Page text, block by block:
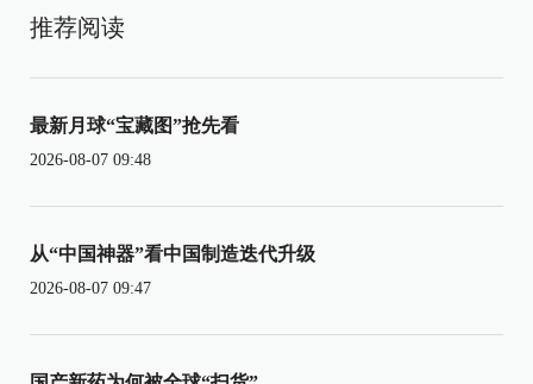
推荐阅读
最新月球“宝藏图”抢先看
2026-08-07 09:48
从“中国神器”看中国制造迭代升级
2026-08-07 09:47